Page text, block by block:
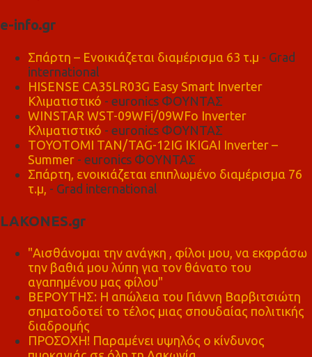
e-info.gr
Σπάρτη – Ενοικιάζεται διαμέρισμα 63 τ.μ - Grad
international
HISENSE CA35LR03G Easy Smart Inverter
Κλιματιστικό - euronics ΦΟΥΝΤΑΣ
WINSTAR WST-09WFi/09WFo Inverter
Κλιματιστικό - euronics ΦΟΥΝΤΑΣ
TOYOTOMI TAN/TAG-12IG IKIGAI Inverter –
Summer - euronics ΦΟΥΝΤΑΣ
Σπάρτη, ενοικιάζεται επιπλωμένο διαμέρισμα 76
τ.μ, - Grad international
LAKONES.gr
"Αισθάνομαι την ανάγκη , φίλοι μου, να εκφράσω
την βαθιά μου λύπη για τον θάνατο του
αγαπημένου μας φίλου"
ΒΕΡΟΥΤΗΣ: Η απώλεια του Γιάννη Βαρβιτσιώτη
σηματοδοτεί το τέλος μιας σπουδαίας πολιτικής
διαδρομής
ΠΡΟΣΟΧΗ! Παραμένει υψηλός ο κίνδυνος